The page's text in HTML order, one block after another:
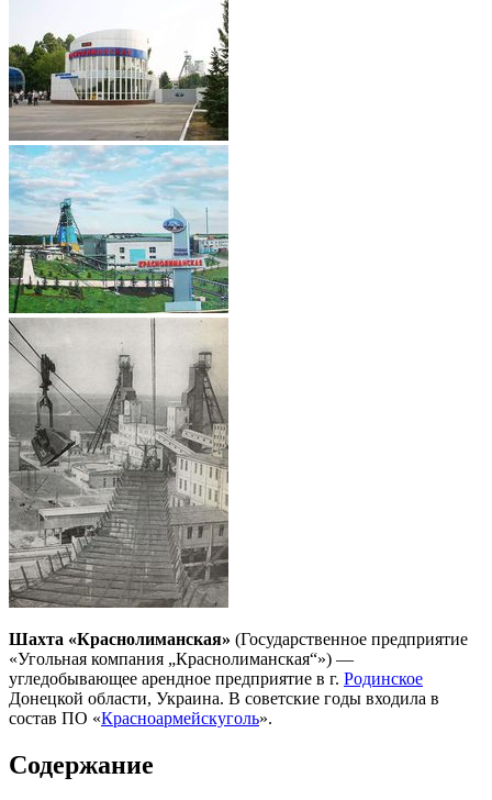
Шахта «Краснолиманская» (Государственное предприятие
«Угольная компания „Краснолиманская“») —
угледобывающее арендное предприятие в г. Родинское
Донецкой области, Украина. В советские годы входила в
состав ПО «Красноармейскуголь».
Содержание